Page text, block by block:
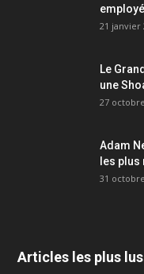
21 janvier
Le
une
27
Adam
les
31
Articles les plus lus